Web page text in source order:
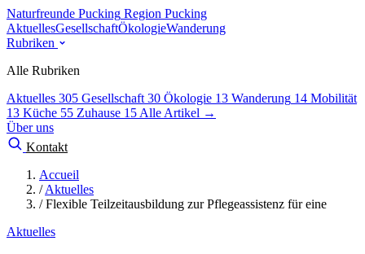
Naturfreunde Pucking Region Pucking
AktuellesGesellschaftÖkologieWanderung
Rubriken
Alle Rubriken
Aktuelles 305 Gesellschaft 30 Ökologie 13 Wanderung 14 Mobilität
13 Küche 55 Zuhause 15 Alle Artikel →
Über uns
Kontakt
Accueil
/ Aktuelles
/ Flexible Teilzeitausbildung zur Pflegeassistenz für eine
Aktuelles